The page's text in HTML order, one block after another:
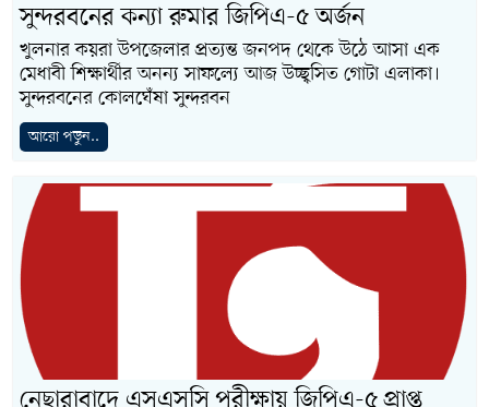
সুন্দরবনের কন্যা রুমার জিপিএ-৫ অর্জন
খুলনার কয়রা উপজেলার প্রত্যন্ত জনপদ থেকে উঠে আসা এক
মেধাবী শিক্ষার্থীর অনন্য সাফল্যে আজ উচ্ছ্বসিত গোটা এলাকা।
সুন্দরবনের কোলঘেঁষা সুন্দরবন
আরো পড়ুন..